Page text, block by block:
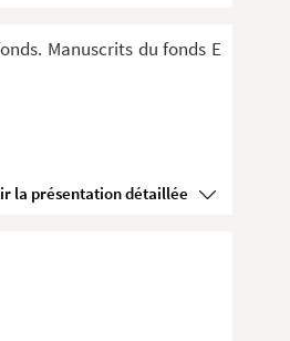
Manuscrits du fonds E
Voir la présentation détaillée